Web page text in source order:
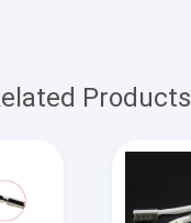
Products